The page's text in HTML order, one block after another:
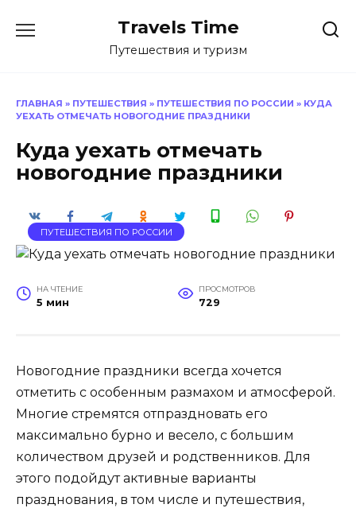
Travels Time
Путешествия и туризм
ГЛАВНАЯ » ПУТЕШЕСТВИЯ » ПУТЕШЕСТВИЯ ПО РОССИИ » КУДА
УЕХАТЬ ОТМЕЧАТЬ НОВОГОДНИЕ ПРАЗДНИКИ
Куда уехать отмечать
новогодние праздники
ПУТЕШЕСТВИЯ ПО РОССИИ
НА ЧТЕНИЕ
5 мин
ПРОСМОТРОВ
729
Новогодние праздники всегда хочется
отметить с особенным размахом и атмосферой.
Многие стремятся отпраздновать его
максимально бурно и весело, с большим
количеством друзей и родственников. Для
этого подойдут активные варианты
празднования, в том числе и путешествия,